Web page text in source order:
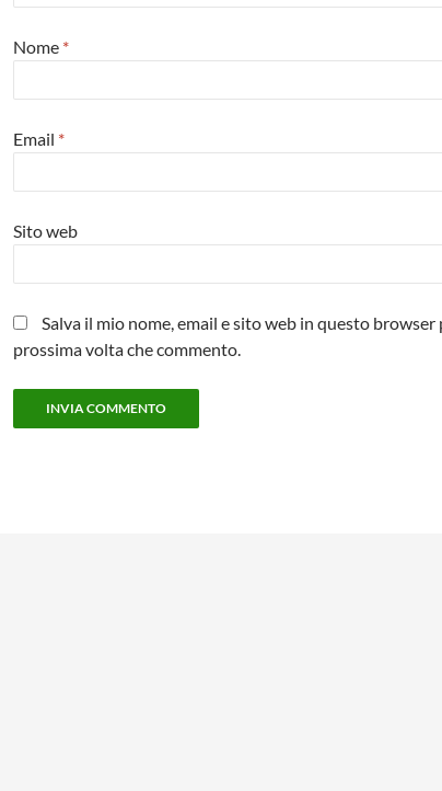
Nome *
Email *
Sito web
Salva il mio nome, email e sito web in questo browser
prossima volta che commento.